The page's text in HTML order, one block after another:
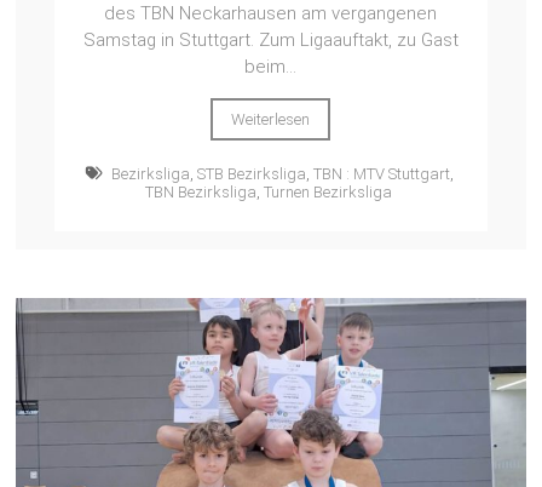
des TBN Neckarhausen am vergangenen
Samstag in Stuttgart. Zum Ligaauftakt, zu Gast
beim...
Weiterlesen
Bezirksliga ,STB Bezirksliga ,TBN : MTV Stuttgart
TBN Bezirksliga ,Turnen Bezirksliga